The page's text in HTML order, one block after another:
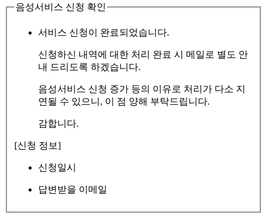
음성서비스 신청 확인
서비스 신청이 완료되었습니다.
신청하신 내역에 대한 처리 완료 시 메일로 별도 안
내 드리도록 하겠습니다.
음성서비스 신청 증가 등의 이유로 처리가 다소 지
연될 수 있으니, 이 점 양해 부탁드립니다.
감합니다.
[신청 정보]
신청일시
답변받을 이메일